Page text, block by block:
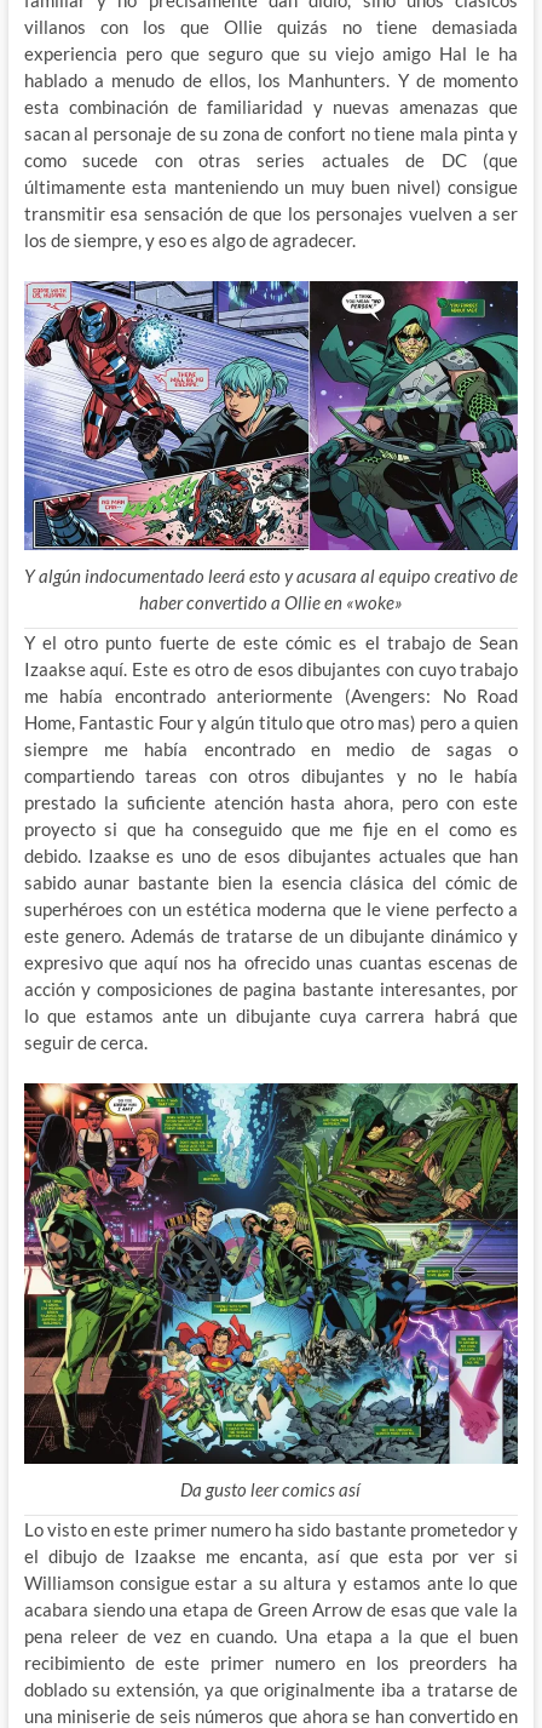
villanos con los que Ollie quizás no tiene demasiada
experiencia pero que seguro que su viejo amigo Hal le ha
hablado a menudo de ellos, los Manhunters. Y de momento
esta combinación de familiaridad y nuevas amenazas que
sacan al personaje de su zona de confort no tiene mala pinta y
como sucede con otras series actuales de DC (que
últimamente esta manteniendo un muy buen nivel) consigue
transmitir esa sensación de que los personajes vuelven a ser
los de siempre, y eso es algo de agradecer.
Y algún indocumentado leerá esto y acusara al equipo creativo de
haber convertido a Ollie en «woke»
Y el otro punto fuerte de este cómic es el trabajo de Sean
Izaakse aquí. Este es otro de esos dibujantes con cuyo trabajo
me había encontrado anteriormente (Avengers: No Road
Home, Fantastic Four y algún titulo que otro mas) pero a quien
siempre me había encontrado en medio de sagas o
compartiendo tareas con otros dibujantes y no le había
prestado la suficiente atención hasta ahora, pero con este
proyecto si que ha conseguido que me fije en el como es
debido. Izaakse es uno de esos dibujantes actuales que han
sabido aunar bastante bien la esencia clásica del cómic de
superhéroes con un estética moderna que le viene perfecto a
este genero. Además de tratarse de un dibujante dinámico y
expresivo que aquí nos ha ofrecido unas cuantas escenas de
acción y composiciones de pagina bastante interesantes, por
lo que estamos ante un dibujante cuya carrera habrá que
seguir de cerca.
Da gusto leer comics así
Lo visto en este primer numero ha sido bastante prometedor y
el dibujo de Izaakse me encanta, así que esta por ver si
Williamson consigue estar a su altura y estamos ante lo que
acabara siendo una etapa de Green Arrow de esas que vale la
pena releer de vez en cuando. Una etapa a la que el buen
recibimiento de este primer numero en los preorders ha
doblado su extensión, ya que originalmente iba a tratarse de
una miniserie de seis números que ahora se han convertido en